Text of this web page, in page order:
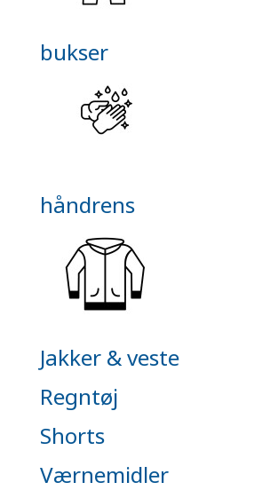
bukser
håndrens
Jakker & veste
Regntøj
Shorts
Værnemidler